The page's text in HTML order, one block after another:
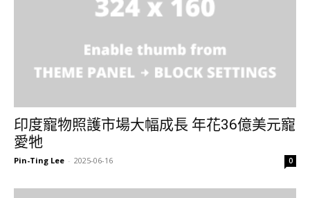
印度寵物照護市場大幅成長 年花36億美元寵
愛牠
Pin-Ting Lee - 2025-06-16 0